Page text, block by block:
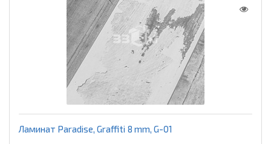
Ламинат Paradise, Graffiti 8 mm, G-01